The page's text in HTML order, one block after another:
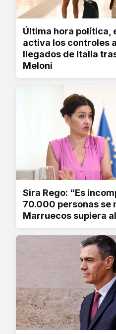
Última hora política,
activa los controles
llegados de Italia
Meloni
Sira Rego: “Es
70.000 personas se
Marruecos supiera